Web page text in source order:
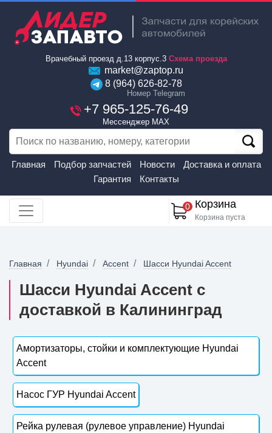
Врачебный проезд д.13 корпус.3 Схема проезда
market@zaptop.ru
8 (964) 626-82-78
Номер Telegram
+7 965-125-76-49
Мессенджер MAX
Главная Подбор запчастей Новости
Доставка и оплата
Гарантия
Контакты
0 Корзина
Корзина пуста
Главная Hyundai Accent Шасси Hyundai Accent
Шасси Hyundai Accent с
доставкой в Калининград
Амортизаторы, стойки и комплектующие Hyundai
Accent
Насос ГУР Hyundai Accent
Рейка рулевая (рулевое управление) Hyundai